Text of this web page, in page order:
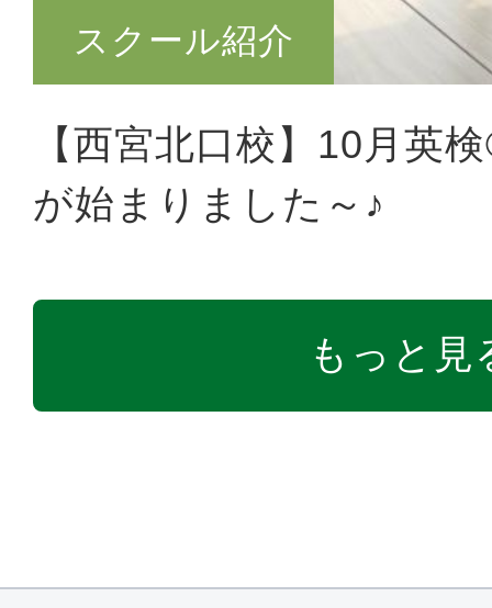
スクール紹介
【西宮北口校】10月英
が始まりました～♪
もっと見